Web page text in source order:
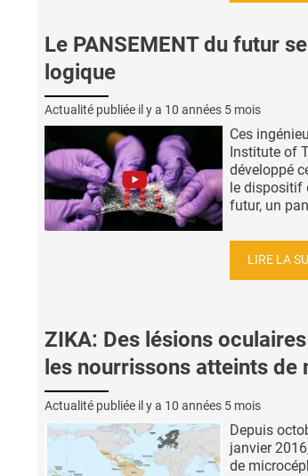
Le PANSEMENT du futur
logique
Actualité publiée il y a 10 années 5 mois
Ces
Institute of
développé
le dispositif
futur, un
LIRE LA
ZIKA: Des lésions
les nourrissons atteints
Actualité publiée il y a 10 années 5 mois
Depuis
janvier
de